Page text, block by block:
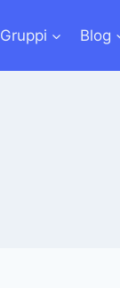
Gruppi Blog